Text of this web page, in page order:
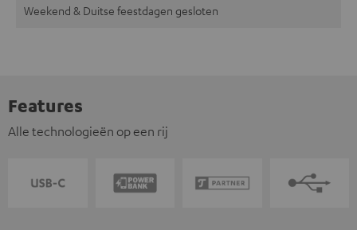
Weekend & Duitse feestdagen gesloten
Features
Alle technologieën op een rij